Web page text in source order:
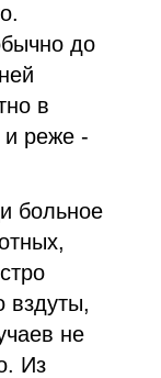
до
в
и реже -
больное
вздуты,
не
Из